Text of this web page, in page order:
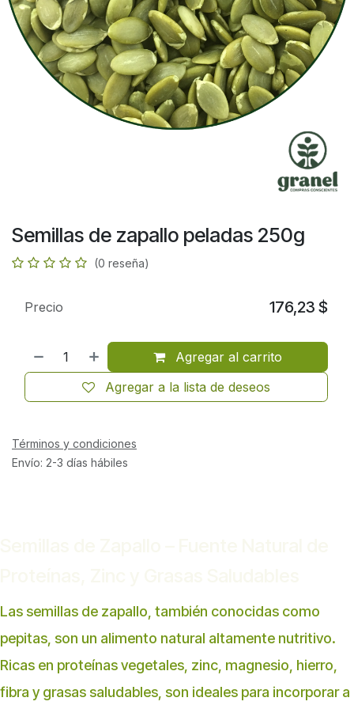
Semillas de zapallo peladas 250g
(0 reseña)
Agregar al carrito
Agregar a la lista de deseos
Precio 176,23 $
Términos y condiciones
Envío: 2-3 días hábiles
Las semillas de zapallo, también conocidas como
pepitas, son un alimento natural altamente nutritivo.
Ricas en proteínas vegetales, zinc, magnesio, hierro,
fibra y grasas saludables, son ideales para incorporar a